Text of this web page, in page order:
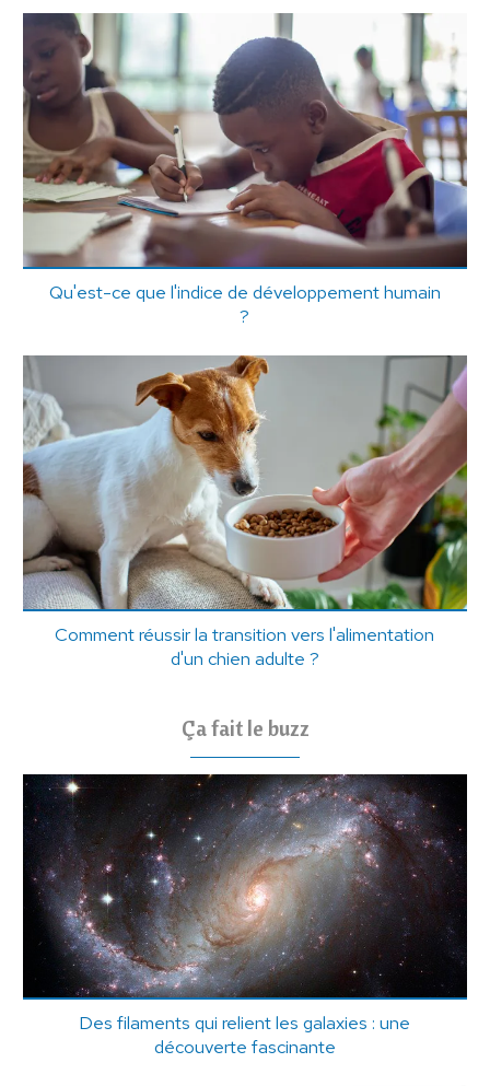
Qu'est-ce que l'indice de développement humain
?
Comment réussir la transition vers l'alimentation
d'un chien adulte ?
Ça fait le buzz
Des filaments qui relient les galaxies : une
découverte fascinante